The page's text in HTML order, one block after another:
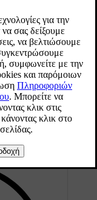
ρυθμίσεις:
Μπορείτε να
το τηλέφωνο ή το
πλήρως συμβατά
μπορεί να μην είναι
στη